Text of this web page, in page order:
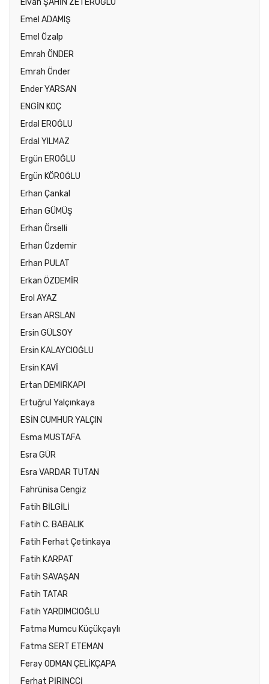
Elvan ŞAHİN ZETEROĞLU
Emel ADAMIŞ
Emel Özalp
Emrah ÖNDER
Emrah Önder
Ender YARSAN
ENGİN KOÇ
Erdal EROĞLU
Erdal YILMAZ
Ergün EROĞLU
Ergün KÖROĞLU
Erhan Çankal
Erhan GÜMÜŞ
Erhan Örselli
Erhan Özdemir
Erhan PULAT
Erkan ÖZDEMİR
Erol AYAZ
Ersan ARSLAN
Ersin GÜLSOY
Ersin KALAYCIOĞLU
Ersin KAVİ
Ertan DEMİRKAPI
Ertuğrul Yalçınkaya
ESİN CUMHUR YALÇIN
Esma MUSTAFA
Esra GÜR
Esra VARDAR TUTAN
Fahrünisa Cengiz
Fatih BİLGİLİ
Fatih C. BABALIK
Fatih Ferhat Çetinkaya
Fatih KARPAT
Fatih SAVAŞAN
Fatih TATAR
Fatih YARDIMCIOĞLU
Fatma Mumcu Küçükçaylı
Fatma SERT ETEMAN
Feray ODMAN ÇELİKÇAPA
Ferhat PİRİNÇCİ